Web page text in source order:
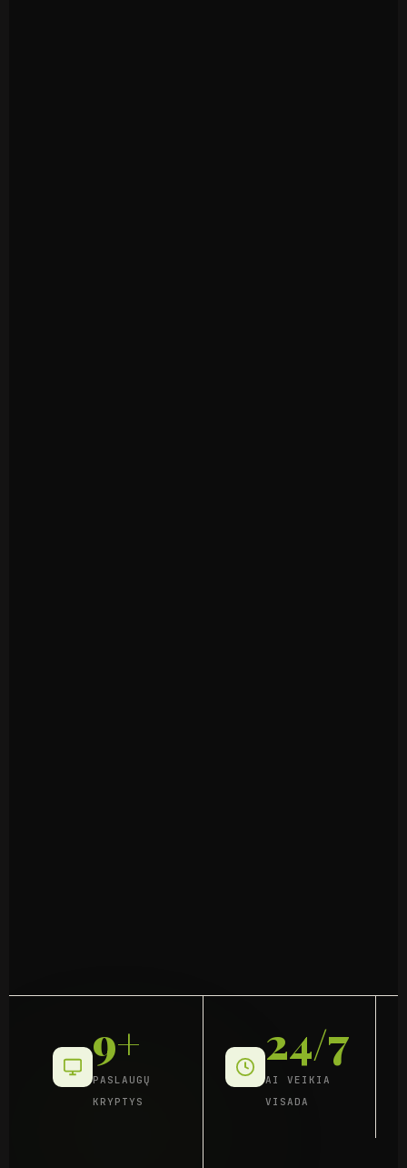
9+
PASLAUGŲ
KRYPTYS
24/7
AI VEIKIA
VISADA